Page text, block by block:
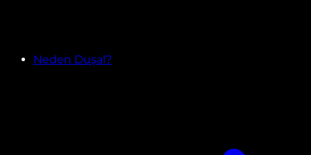
Neden Duşal?